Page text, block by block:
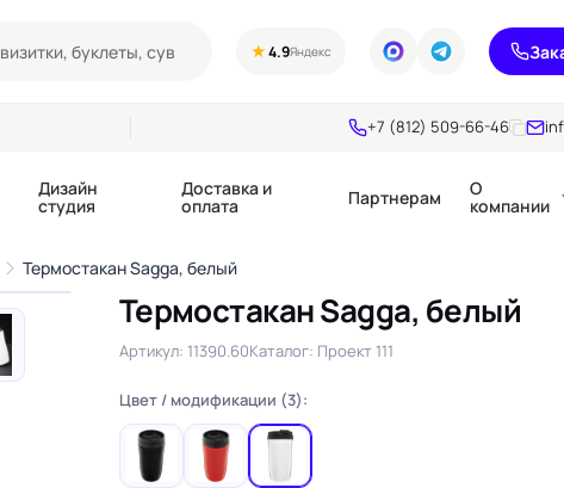
★4.9Яндекс
+7 (812) 509-66-46
Календари квартальные
Календари настольные
Календари перекидные
Календари Трио
Диспенсеры
Некхенгеры
Флажки бумажные
Шелфтокеры
Дизайн
студия
Доставка и
оплата Партнерам О
компании
Термостакан Sagga, белый
›
1/11
Термостакан Sagga, белый
Артикул: 11390.60Каталог: Проект 111
Цвет / модификации (3):